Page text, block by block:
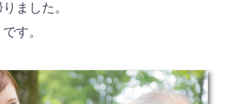
ました。
です。